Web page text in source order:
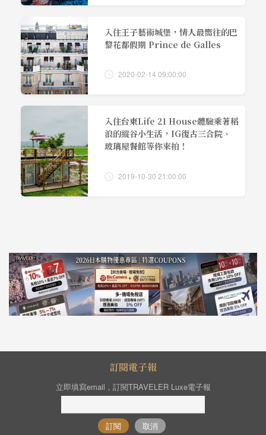
入住王子藝術城堡，情人最嚮往的巴
黎花都假期 Prince de Galles
2020-02-14 09:00:00
入住台東Life 21 House體驗乘著稻
浪的縱谷小生活，IG復古三合院、
玻璃屋餐館等你來拍！
2019-10-30 21:00:00
訂閱電子報
立即填寫email，訂閱TRAVELER Luxe電子報
訂閱 取消